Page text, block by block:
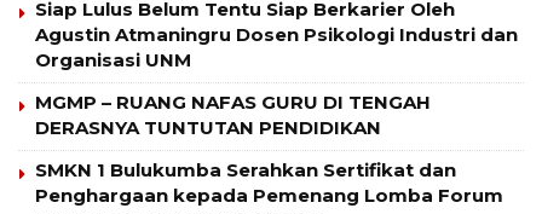
Siap Lulus Belum Tentu Siap Berkarier Oleh
Agustin Atmaningru Dosen Psikologi Industri dan
Organisasi UNM
MGMP – RUANG NAFAS GURU DI TENGAH
DERASNYA TUNTUTAN PENDIDIKAN
SMKN 1 Bulukumba Serahkan Sertifikat dan
Penghargaan kepada Pemenang Lomba Forum